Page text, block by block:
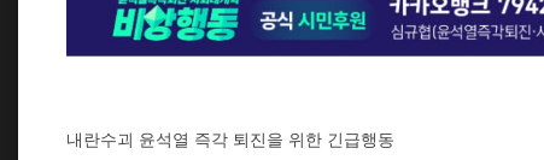
내란수괴 윤석열 즉각 퇴진을 위한 긴급행동